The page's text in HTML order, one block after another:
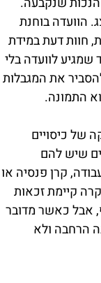
הוועדה בוחנת
חוות דעת במידת
לוועדה בלי
את המגבלות
התמונה.
של כיסויים
שיש להם
קרן פנסיה או
קיימת זכאות
אבל כאשר מדובר
הרחבה ולא